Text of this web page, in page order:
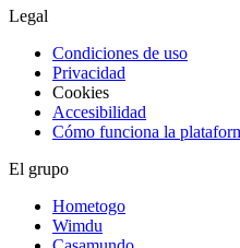
Legal
Condiciones de uso
Privacidad
Cookies
Accesibilidad
Cómo funciona la
El grupo
Hometogo
Wimdu